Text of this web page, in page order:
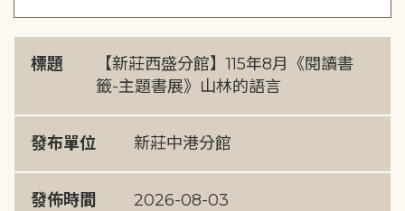
標題
【新莊西盛分館】115年8月《閱讀書
籤-主題書展》山林的語言
發布單位 新莊中港分館
發佈時間 2026-08-03